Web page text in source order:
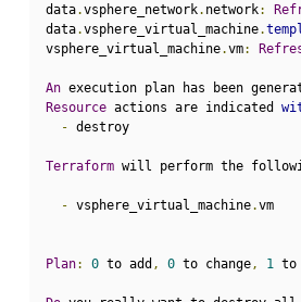
data.vsphere_network. network:
data.vsphere_virtual_machine.
vsphere_virtual_machine.vm:
An execution plan has been
Resource actions are indicated
- destroy
Terraform will perform the
- vsphere_virtual_machine.vm
Plan: 0 to add , 0 to change, 1 to